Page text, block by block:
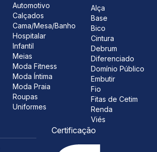
Automotivo
Calçados
Cama/Mesa/Banho
Hospitalar
Infantil
Meias
Moda Fitness
Moda Íntima
Moda Praia
Roupas
Uniformes
Alça
Base
Bico
Cintura
Debrum
Diferenciado
Domínio Público
Embutir
Fio
Fitas de Cetim
Renda
Viés
Certificação